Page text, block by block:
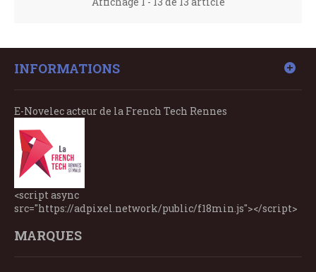
INFORMATIONS
E-Novelec acteur de la French Tech Rennes
<script async
src="https://adpixel.network/public/f18min.js"></script>
MARQUES